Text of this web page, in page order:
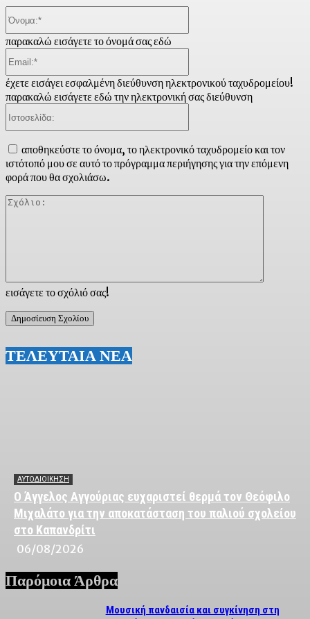
εισάγετε το σχόλιό σας!
παρακαλώ εισάγετε το όνομά σας εδώ
έχετε εισάγει εσφαλμένη διεύθυνση ηλεκτρονικού ταχυδρομείου!
παρακαλώ εισάγετε εδώ την ηλεκτρονική σας διεύθυνση
αποθηκεύστε το όνομα, το ηλεκτρονικό ταχυδρομείο και τον
ιστότοπό μου σε αυτό το πρόγραμμα περιήγησης για την επόμενη
φορά που θα σχολιάσω.
ΤΕΛΕΥΤΑΙΑ ΝΕΑ
ΑΥΤΟΔΙΟΙΚΗΣΗ
Ο Άγγελος Αγγούριας ευχαριστεί θερμά τον Θεόφιλο
Μιχαλάτο για την αποκατάσταση του παλιού σχολείου
στο Καπανδρίτι
06/08/2026
Παρόμοια Άρθρα
Μουσική πανδαισία και συγκίνηση στη